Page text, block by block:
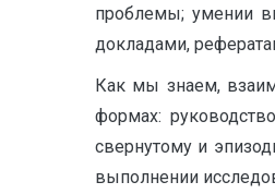
проблемы; умении
докладами,
Как мы знаем,
формах:
свернутому и
выполнении